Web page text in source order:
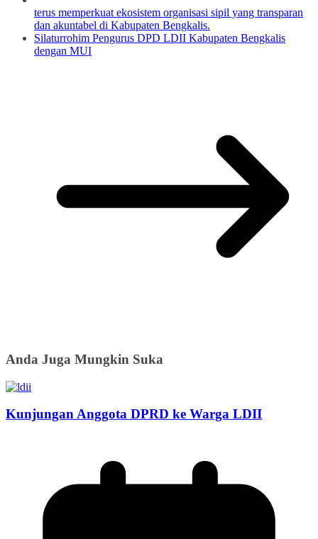
terus memperkuat ekosistem organisasi sipil yang transparan
dan akuntabel di Kabupaten Bengkalis.
Silaturrohim Pengurus DPD LDII Kabupaten Bengkalis
dengan MUI
Anda Juga Mungkin Suka
Kunjungan Anggota DPRD ke Warga LDII